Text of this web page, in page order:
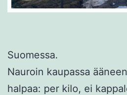
Suomessa.
Nauroin kaupassa
halpaa: per kilo, ei